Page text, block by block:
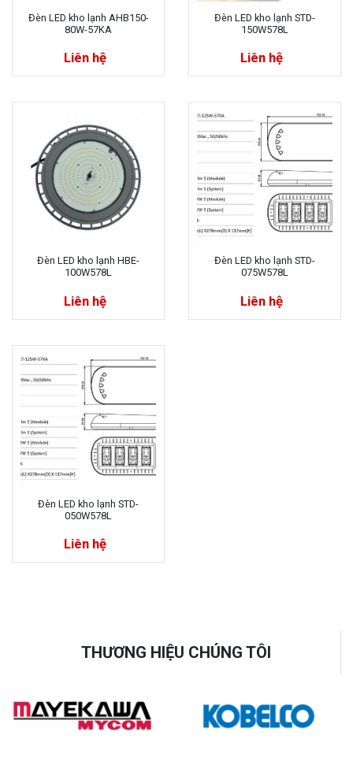
Đèn LED kho lạnh AHB150-
80W-57KA
Liên hệ
Đèn LED kho lạnh STD-
150W578L
Liên hệ
Đèn LED kho lạnh HBE-
100W578L
Liên hệ
Đèn LED kho lạnh STD-
075W578L
Liên hệ
Đèn LED kho lạnh STD-
050W578L
Liên hệ
THƯƠNG HIỆU CHÚNG TÔI